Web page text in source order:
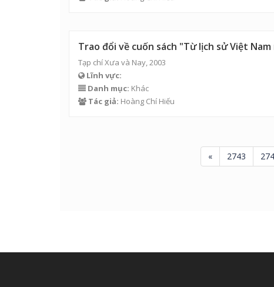
Trao đổi về cuốn sách "Từ lịch sử Việt
Tạp chí Xưa và Nay, 2003
Lĩnh vực:
Danh mục: Khác
Tác giả: Hoàng Chí Hiếu
« 2743